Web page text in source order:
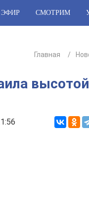
ЭФИР СМОТРИМ
Главная